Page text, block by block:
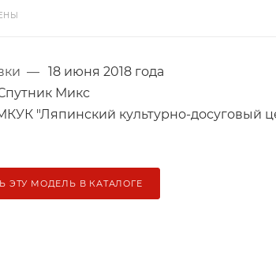
— 18 июня 2018 года
Микс
"Ляпинский культурно-досуговый
ЭТУ МОДЕЛЬ В КАТАЛОГЕ